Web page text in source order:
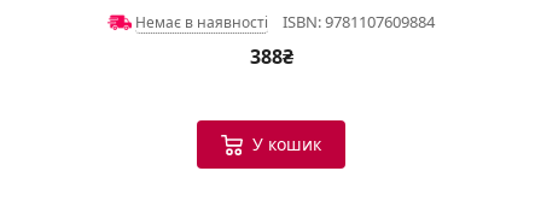
Немає в наявності ISBN: 9781107609884
388₴
У кошик